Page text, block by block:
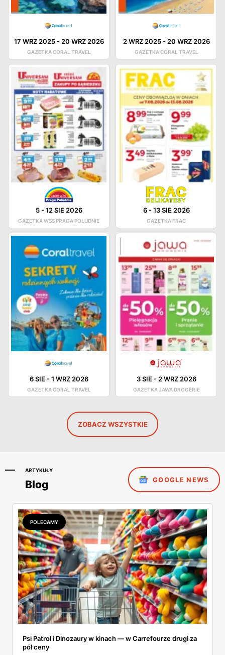
17 WRZ 2025- 20 WRZ 2026
GAZETKA CORAL TRAVEL
2 WRZ 2025- 20 WRZ 2026
GAZETKA CORAL TRAVEL
5-12 SIE 2026
GAZETKA WSS PRAGA POŁUDNIE
6-13 SIE 2026
GAZETKA FRAC
6 SIE -1 WRZ 2026
GAZETKA CORAL TRAVEL
3 SIE - 2 WRZ 2026
GAZETKA JAWA DROGERIE
ZOBACZ WSZYSTKIE
ARTYKUŁY
Blog GOOGLE NEWS
POLECAMY
Psi Patrol i Dinozaury w kinach — w Carrefourze drugi za
pół ceny